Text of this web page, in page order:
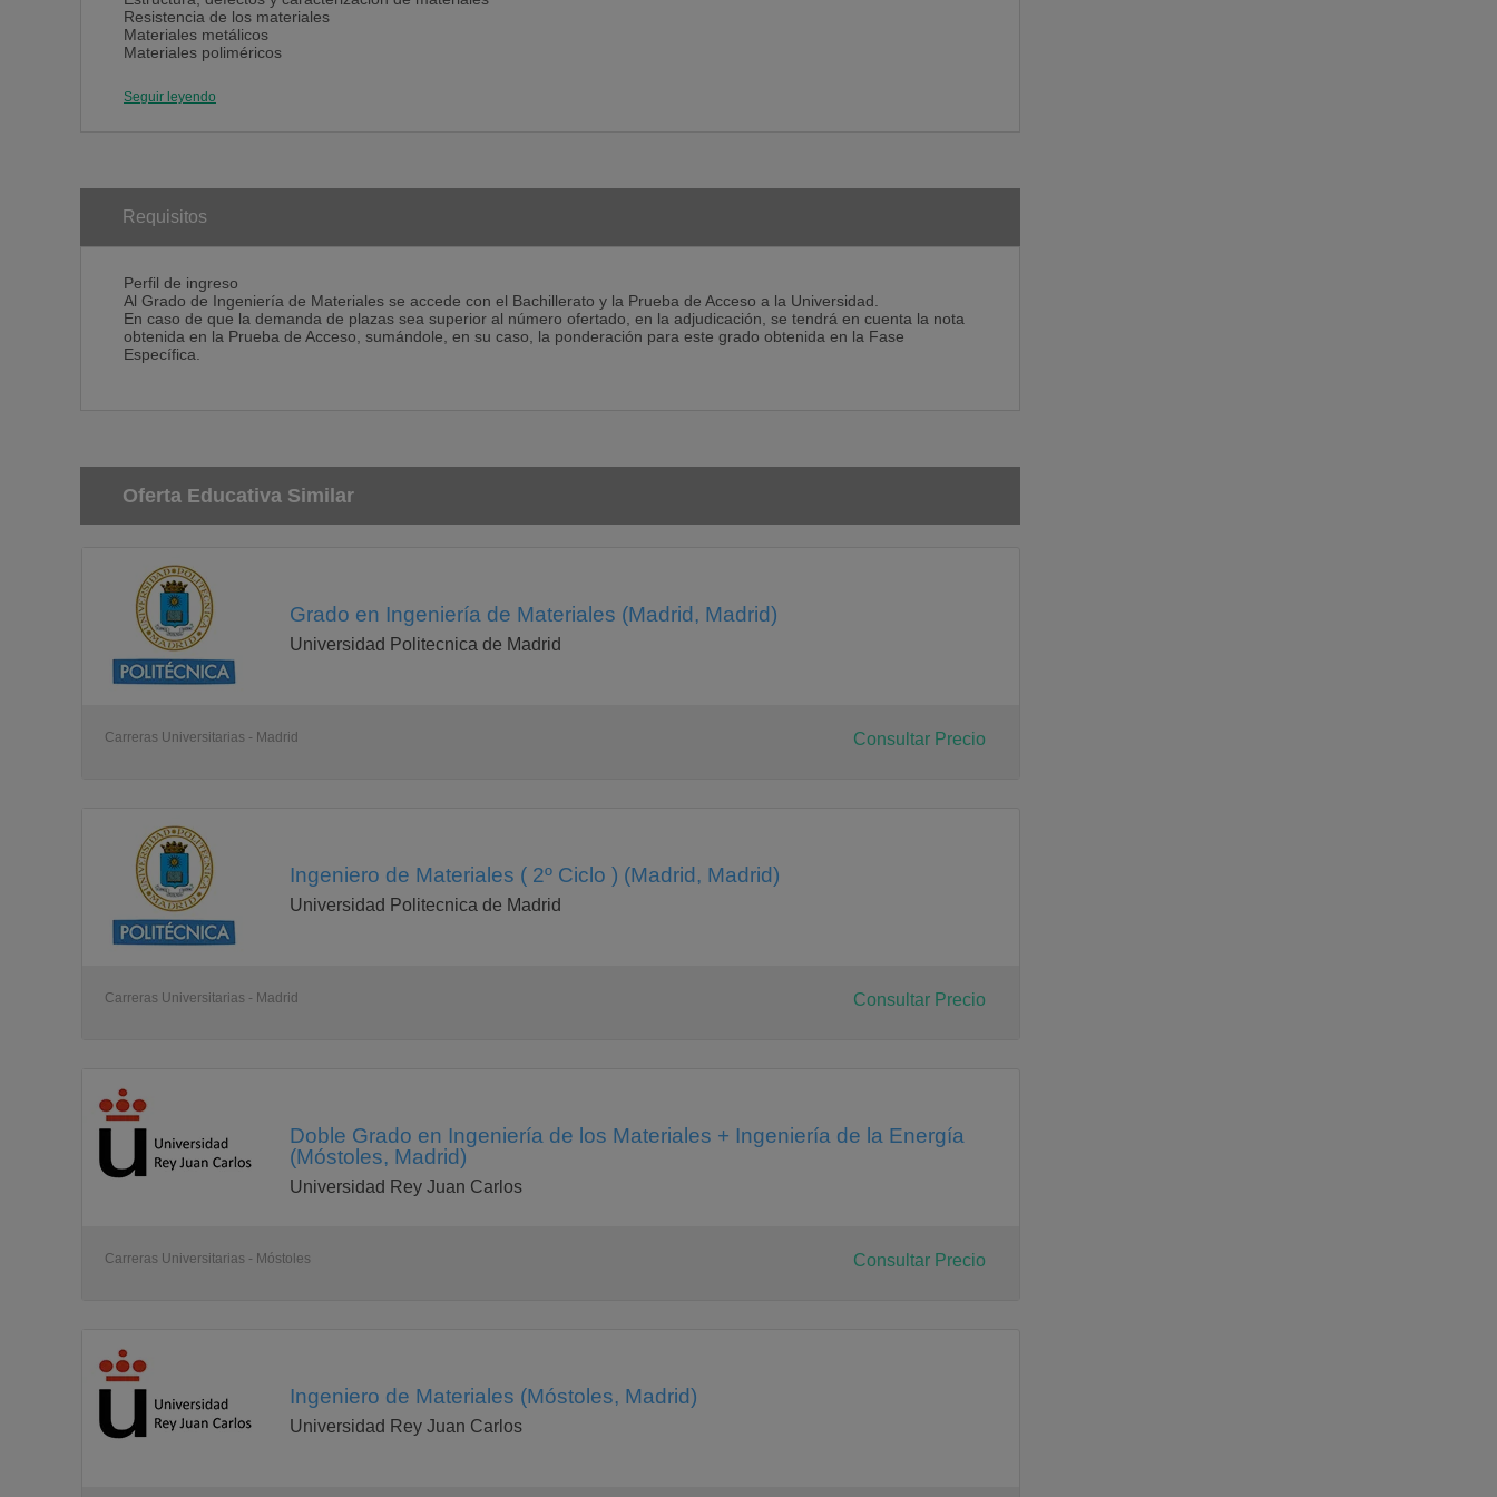
Resistencia de los materiales
Materiales metálicos
Materiales poliméricos
Tercer Curso
Materiales compuestos
Laboratorio integrado
Materiales electrónicos
Cuarto Curso
Microscopia y Espectroscopía de materiales
Biomateriales
Materiales magnéticos
Optativas Cuarto Curso
Óptica en medios materiales
Selección y uso de materiales
Técnicas de crecimiento de cristales
Materias primas minerales
Biobimetismo y biomineralización
Practicas en empresas
Créditos de Participación (cualquier curso)
Seguir leyendo
Requisitos
Perfil de ingreso
Al Grado de Ingeniería de Materiales se accede con el Bachillerato y la Prueba de Acceso a la Universidad.
En caso de que la demanda de plazas sea superior al número ofertado, en la adjudicación, se tendrá en cuenta la nota
obtenida en la Prueba de Acceso, sumándole, en su caso, la ponderación para este grado obtenida en la Fase
Específica.
Oferta Educativa Similar
Grado en Ingeniería de Materiales (Madrid, Madrid)
Universidad Politecnica de Madrid
Carreras Universitarias - Madrid Consultar Precio
Ingeniero de Materiales ( 2º Ciclo ) (Madrid, Madrid)
Universidad Politecnica de Madrid
Carreras Universitarias - Madrid Consultar Precio
Doble Grado en Ingeniería de los Materiales + Ingeniería de la Energía
(Móstoles, Madrid)
Universidad Rey Juan Carlos
Carreras Universitarias - Móstoles Consultar Precio
Ingeniero de Materiales (Móstoles, Madrid)
Universidad Rey Juan Carlos